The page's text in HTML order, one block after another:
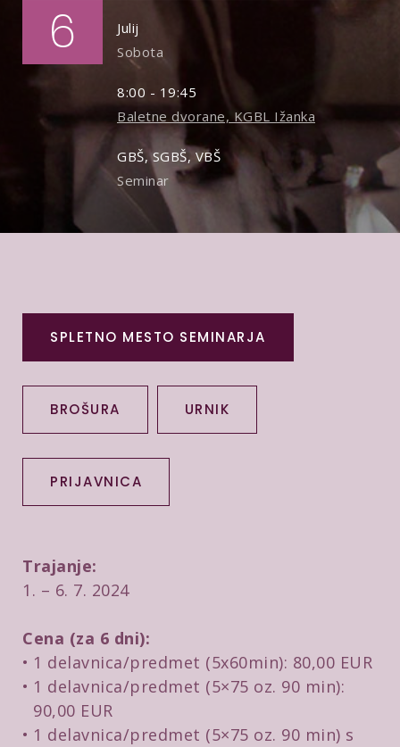
6
Julij
Sobota
8:00 - 19:45
Baletne dvorane, KGBL Ižanka
GBŠ, SGBŠ, VBŠ
Seminar
SPLETNO MESTO SEMINARJA
BROŠURA URNIK
PRIJAVNICA
Trajanje:
1. – 6. 7. 2024
Cena (za 6 dni):
1 delavnica/predmet (5x60min): 80,00 EUR
1 delavnica/predmet (5×75 oz. 90 min):
90,00 EUR
1 delavnica/predmet (5×75 oz. 90 min) s